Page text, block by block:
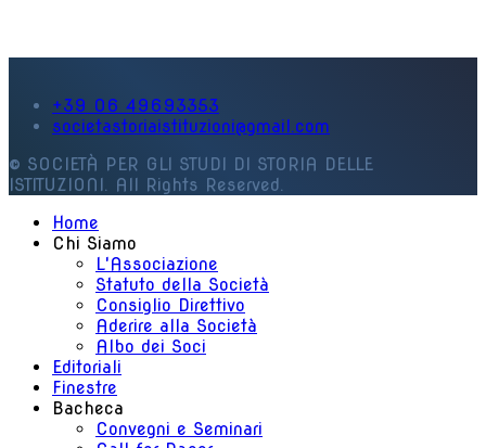
+39 06 49693353
societastoriaistituzioni@gmail.com
© SOCIETÀ PER GLI STUDI DI STORIA DELLE
ISTITUZIONI. All Rights Reserved.
Home
Chi Siamo
L'Associazione
Statuto della Società
Consiglio Direttivo
Aderire alla Società
Albo dei Soci
Editoriali
Finestre
Bacheca
Convegni e Seminari